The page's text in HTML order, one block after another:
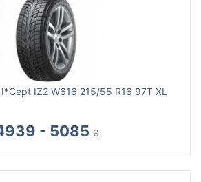
IZ2 W616 215/55 R16 97T XL
- 5085 ₴